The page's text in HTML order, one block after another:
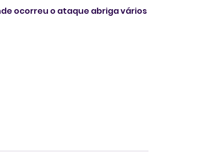
ocorreu o ataque abriga vários